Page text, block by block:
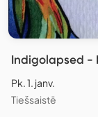
Indigolapsed -
Pk. 1. janv.
Tiešsaistē